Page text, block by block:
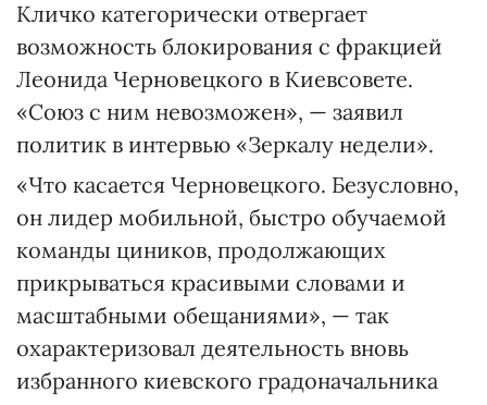
Кличко категорически отвергает
возможность блокирования с фракцией
Леонида Черновецкого в Киевсовете.
«Союз с ним невозможен», — заявил
политик в интервью «Зеркалу недели».
«Что касается Черновецкого. Безусловно,
он лидер мобильной, быстро обучаемой
команды циников, продолжающих
прикрываться красивыми словами и
масштабными обещаниями», — так
охарактеризовал деятельность вновь
избранного киевского градоначальника